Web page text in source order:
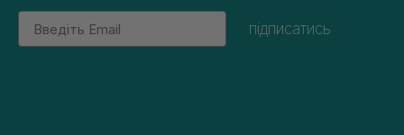
Email
підписатись